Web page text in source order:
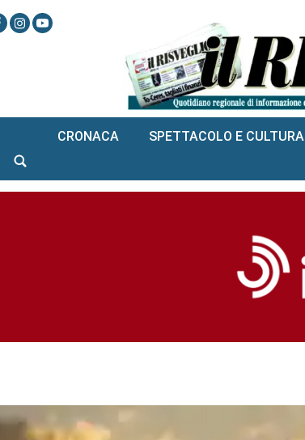
CRONACA SPETTACOLO E CULTURA